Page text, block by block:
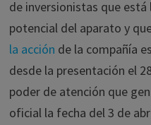
de inversionistas que
potencial del aparato y
la acción de la compañía
desde la presentación el
poder de atención que
oficial la fecha del 3 de